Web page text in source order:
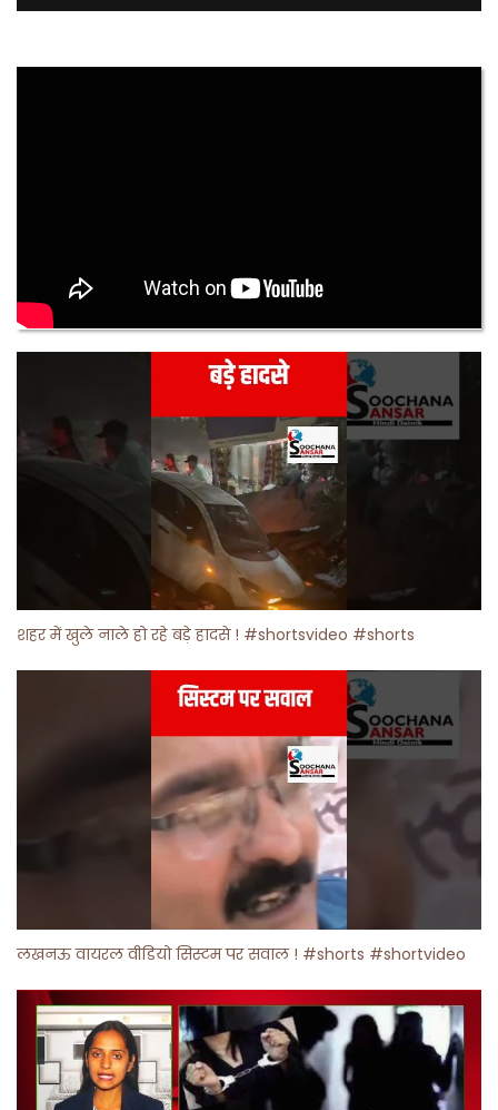
शहर में खुले नाले हो रहे बड़े हादसे ! #shortsvideo #shorts
लखनऊ वायरल वीडियो सिस्टम पर सवाल ! #shorts #shortvideo